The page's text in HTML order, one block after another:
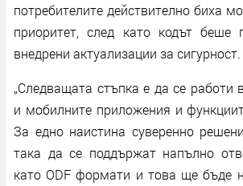
потребителите действително биха
приоритет, след като кодът беше
внедрени актуализации за сигурност.
„Следващата стъпка е да се работи
и мобилните приложения и
За едно наистина суверенно
така да се поддържат напълно
като ODF формати и това ще бъде